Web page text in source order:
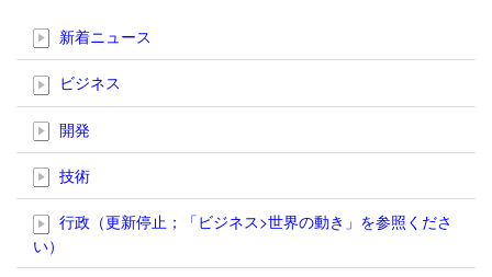
新着ニュース
ビジネス
開発
技術
行政（更新停止；「ビジネス>世界の動き」を参照くださ
い）